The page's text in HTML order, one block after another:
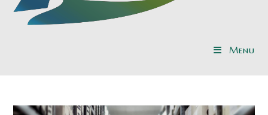
Menu